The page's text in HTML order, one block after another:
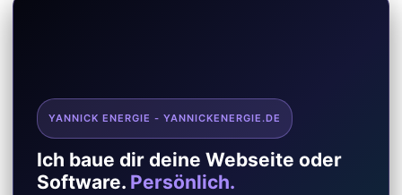
YANNICK ENERGIE - YANNICKENERGIE.DE
Ich baue dir deine Webseite oder
Software. Persönlich.